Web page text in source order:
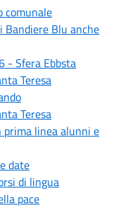
comunale
Bandiere Blu anche
- Sfera Ebbsta
Teresa
Teresa
prima linea alunni e
date
di lingua
pace